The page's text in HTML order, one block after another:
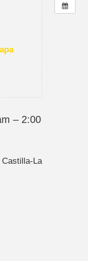
– 2:00
Castilla-La